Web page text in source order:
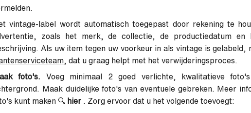
vintage-label wordt automatisch toegepast door rekening te
zoals het merk, de collectie, de productiedatum en
Als uw item tegen uw voorkeur in als vintage is gelabeld,
, dat u graag helpt met het verwijderingsproces.
foto's.
Voeg minimaal 2 goed verlichte, kwalitatieve
Maak duidelijke foto's van eventuele gebreken. Meer
kunt maken 🔍 hier . Zorg ervoor dat u het volgende toevoegt: